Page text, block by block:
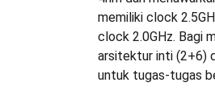
memiliki clock
clock 2.0GHz. Bagi
arsitektur inti (2+6)
untuk tugas-tugas